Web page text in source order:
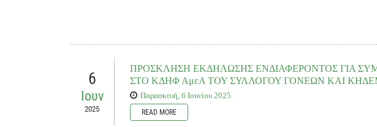
6
Ιουν
2025
ΠΡΟΣΚΛΗΣΗ ΕΚΔΗΛΩΣΗΣ ΕΝΔΙΑΦΕΡΟΝΤΟΣ ΓΙΑ
ΣΤΟ ΚΔΗΦ ΑμεΑ ΤΟΥ ΣΥΛΛΟΓΟΥ ΓΟΝΕΩΝ ΚΑΙ
Παρασκευή, 6 Ιουνίου 2025
READ MORE